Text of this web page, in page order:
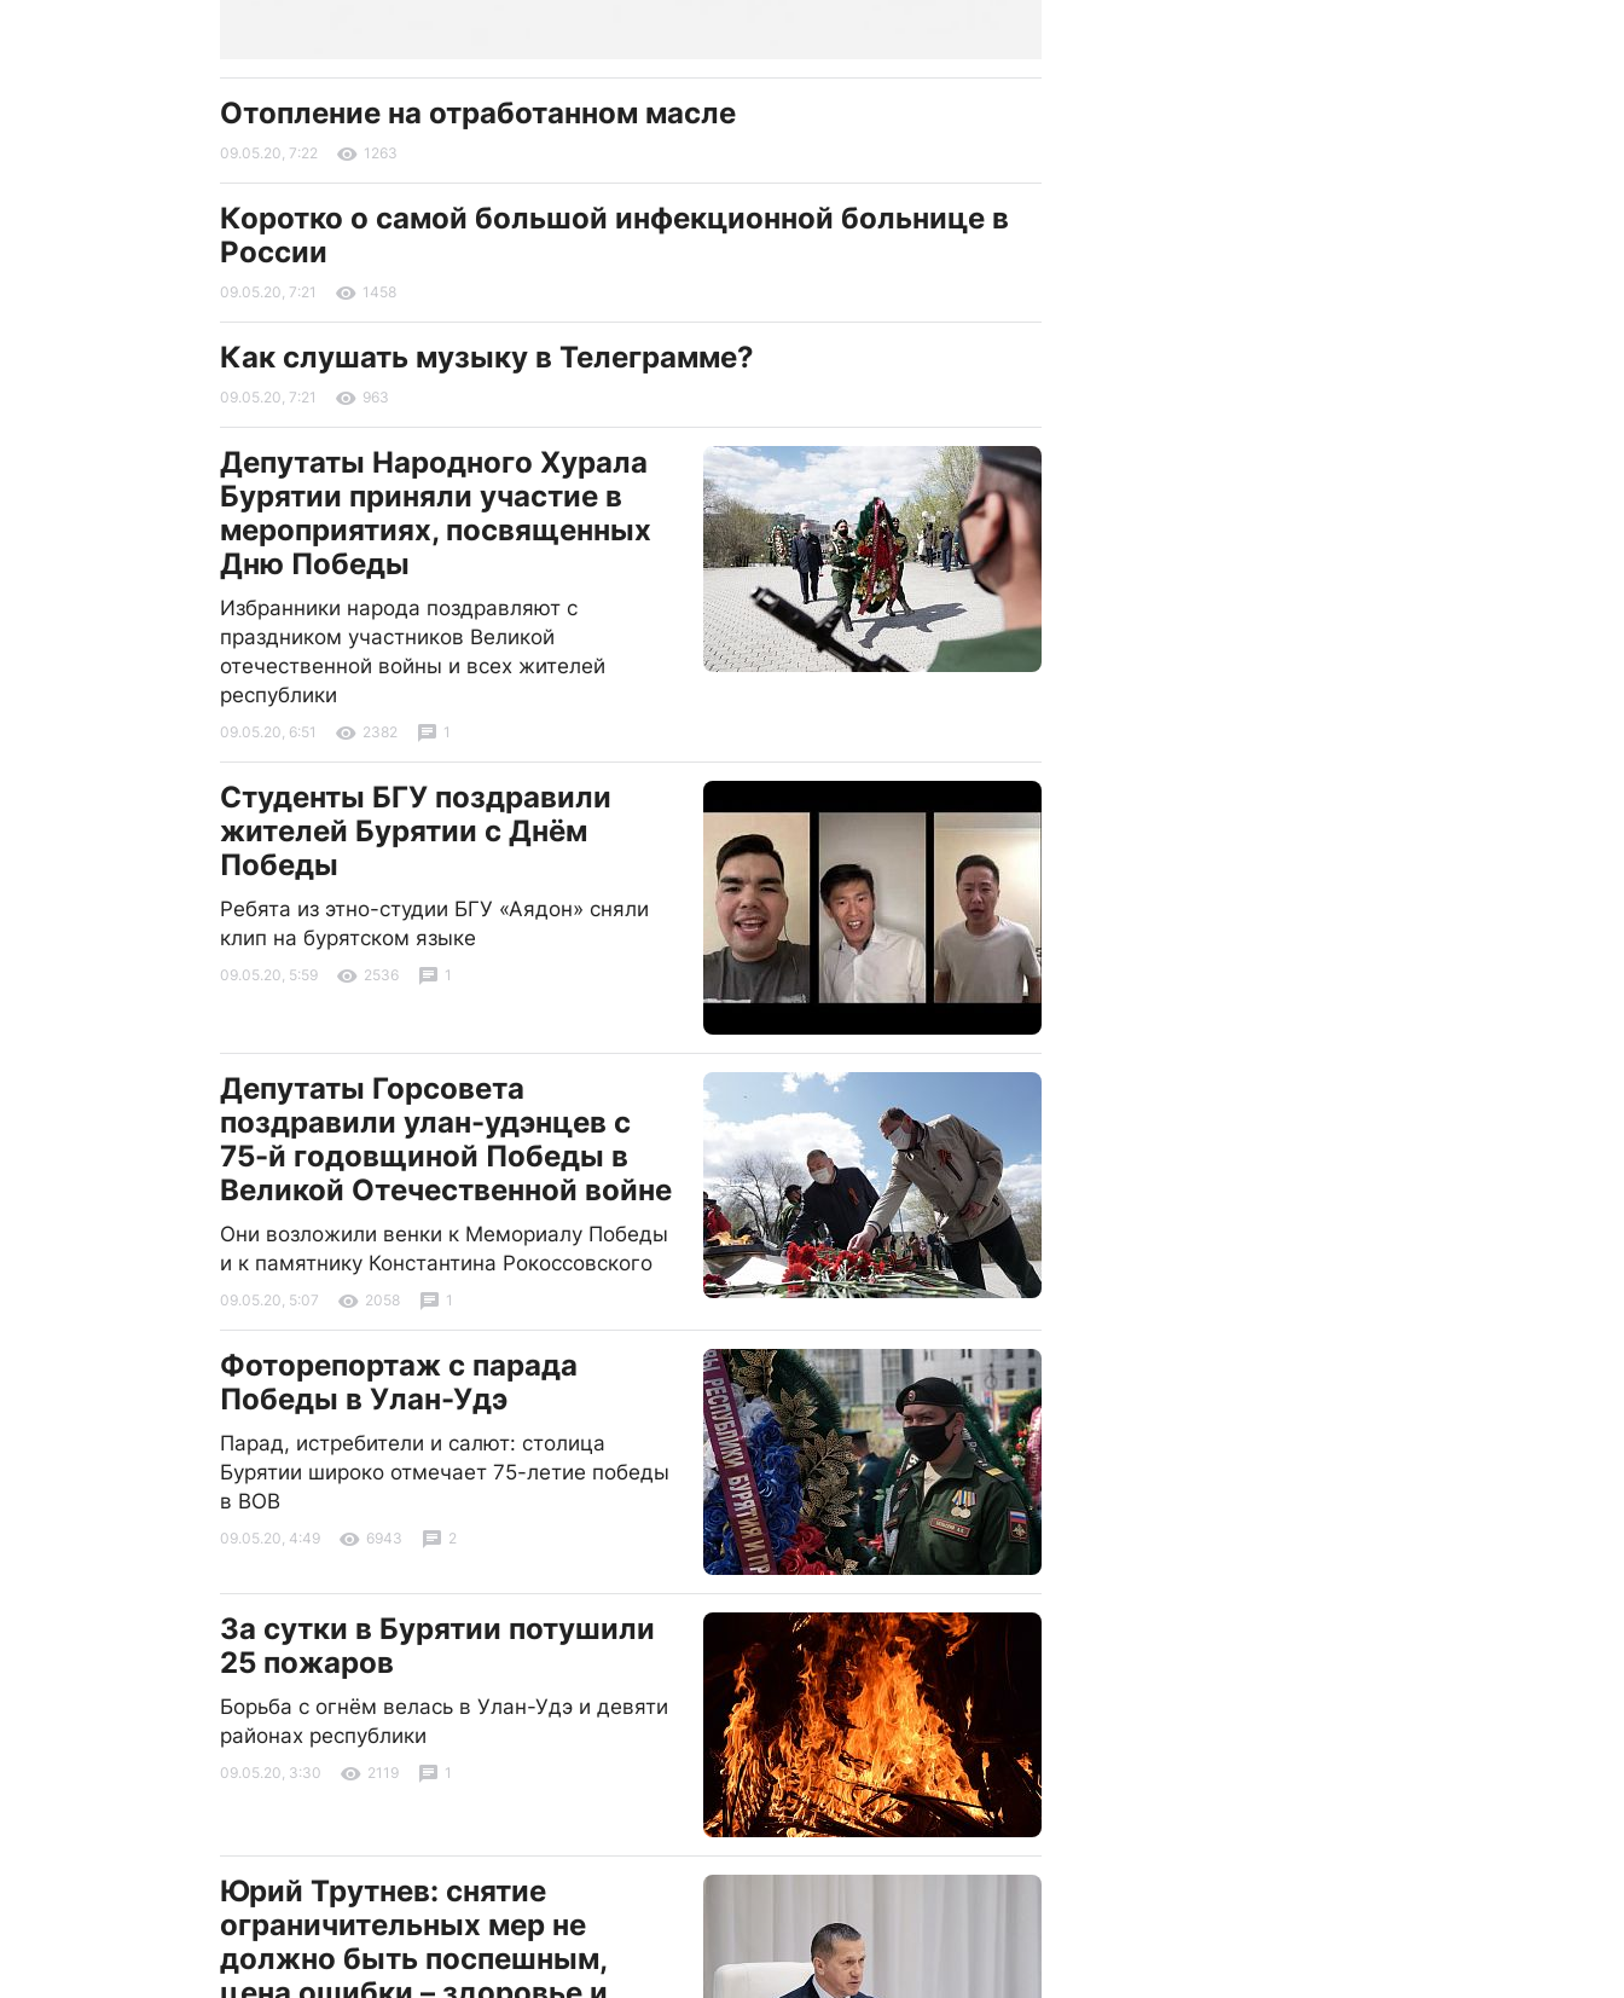
Отопление на отработанном масле
09.05.20, 7:22 1263
Коротко о самой большой инфекционной больнице в
России
09.05.20, 7:21 1458
Как слушать музыку в Телеграмме?
09.05.20, 7:21 963
Депутаты Народного Хурала
Бурятии приняли участие в
мероприятиях, посвященных
Дню Победы
Избранники народа поздравляют с
праздником участников Великой
отечественной войны и всех жителей
республики
09.05.20, 6:51 2382 1
Студенты БГУ поздравили
жителей Бурятии с Днём
Победы
Ребята из этно-студии БГУ «Аядон» сняли
клип на бурятском языке
09.05.20, 5:59 2536 1
Депутаты Горсовета
поздравили улан-удэнцев с
75-й годовщиной Победы в
Великой Отечественной войне
Они возложили венки к Мемориалу Победы
и к памятнику Константина Рокоссовского
09.05.20, 5:07 2058 1
Фоторепортаж с парада
Победы в Улан-Удэ
Парад, истребители и салют: столица
Бурятии широко отмечает 75-летие победы
в ВОВ
09.05.20, 4:49 6943 2
За сутки в Бурятии потушили
25 пожаров
Борьба с огнём велась в Улан-Удэ и девяти
районах республики
09.05.20, 3:30 2119 1
Юрий Трутнев: снятие
ограничительных мер не
должно быть поспешным,